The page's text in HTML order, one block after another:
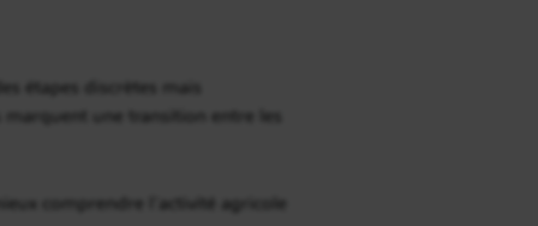
étapes discrètes mais
une transition entre les
comprendre l’activité agricole